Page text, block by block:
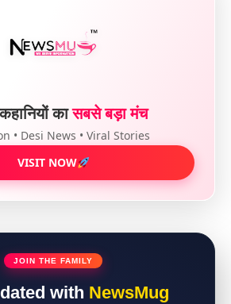
कासबसे बड़ा मंच
• Desi News • Viral Stories
VISIT NOW
JOIN THE FAMILY
with NewsMug